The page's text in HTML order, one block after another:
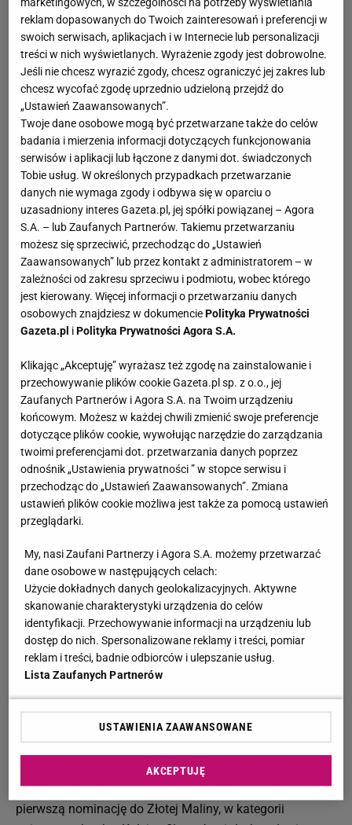
filmach swojego brata. W pierwszym filmie zagrała w
1993 r. ("Cyborg 2: Szklany cień"). Dwa lata później
wystąpiła w hollywoodzkiej produkcji "Hakerzy". To
właśnie ten film otworzył jej drzwi do kariery. Ta
produkcja miała wpływ nie tylko na jej życie zawodowe, a
także prywatne. Na planie poznała Johnny'ego Lee
Millera, którego poślubiła w 1996 r. W 1997 r. wystąpiła w
teledysku jednym z najpopularniejszych zespołów
rockowych na świecie - The Rolling Stones ("Anybody
Seen My Baby?").
Angelina Jolie: rozwój kariery
W 1998 r. zdobyła jedną z najważniejszych nagród w
branży filmowej - Złoty Glob. Nagrodzono ją za
drugoplanową rolę w biograficznym filmie "George
Wallace", z 1997 r. Otrzymała także pierwszą nominację
do nagrody Emmy. Kolejne jej role spotkały się z
uznaniem krytyków (m.in. film "Gia" otrzymała drugi Złoty
Glob). Następne filmy m.in. "Zmęczenie materiału" czy
"Kolekcjoner kości" nie zdobyły jednak najlepszych
recenzji. Z kolei na planie tego pierwszego, poznała
przyszłego, drugiego męża Billiego Boba Thortona. Po
dwóch nieudanych filmach nadeszła chwila triumfu. Za
film "Przerwana lekcja muzyki" otrzymała Oscara
(najlepsza aktorka drugoplanowa). W jednym z
wywiadów gwiazda wyznała, że statuetkę... zgubiła.
widziałam go, od momentu, gdy zmarła. Nie mam pojęcia,
gdzie może być" - wytłumaczyła.
Angelina Jolie: popularność
Chociaż Jolie miała na swoim koncie kilka prestiżowych
nagród, to dopiero rola Lary Croft przyniosła jej
popularność. "Lara Croft: Tomb Rider" okazał się
Jolie stała się wielką gwiazdą - angażowano ją do
kolejnych superprodukcji. Aktorka zyskała ogromną
popularność, jednakże jej role nie były doceniane przez
krytyków. To właśnie za rolę Lary Croft otrzymała
pierwszą nominację do Złotej Maliny, w kategorii
marketingowych, w szczególności na potrzeby wyświetlania
reklam dopasowanych do Twoich zainteresowań i preferencji w
swoich serwisach, aplikacjach i w Internecie lub personalizacji
treści w nich wyświetlanych. Wyrażenie zgody jest dobrowolne.
Jeśli nie chcesz wyrazić zgody, chcesz ograniczyć jej zakres lub
chcesz wycofać zgodę uprzednio udzieloną przejdź do
„Ustawień Zaawansowanych”.
Twoje dane osobowe mogą być przetwarzane także do celów
badania i mierzenia informacji dotyczących funkcjonowania
serwisów i aplikacji lub łączone z danymi dot. świadczonych
Tobie usług. W określonych przypadkach przetwarzanie
danych nie wymaga zgody i odbywa się w oparciu o
uzasadniony interes Gazeta.pl, jej spółki powiązanej – Agora
S.A. – lub Zaufanych Partnerów. Takiemu przetwarzaniu
możesz się sprzeciwić, przechodząc do „Ustawień
Zaawansowanych” lub przez kontakt z administratorem – w
zależności od zakresu sprzeciwu i podmiotu, wobec którego
jest kierowany. Więcej informacji o przetwarzaniu danych
osobowych znajdziesz w dokumencie Polityka Prywatności
Gazeta.pl i Polityka Prywatności Agora S.A.
Klikając „Akceptuję” wyrażasz też zgodę na zainstalowanie i
przechowywanie plików cookie Gazeta.pl sp. z o.o., jej
Zaufanych Partnerów i Agora S.A. na Twoim urządzeniu
końcowym. Możesz w każdej chwili zmienić swoje preferencje
dotyczące plików cookie, wywołując narzędzie do zarządzania
twoimi preferencjami dot. przetwarzania danych poprzez
odnośnik „Ustawienia prywatności ” w stopce serwisu i
przechodząc do „Ustawień Zaawansowanych”. Zmiana
ustawień plików cookie możliwa jest także za pomocą ustawień
przeglądarki.
My, nasi Zaufani Partnerzy i Agora S.A. możemy przetwarzać
dane osobowe w następujących celach:
Użycie dokładnych danych geolokalizacyjnych. Aktywne
skanowanie charakterystyki urządzenia do celów
identyfikacji. Przechowywanie informacji na urządzeniu lub
dostęp do nich. Spersonalizowane reklamy i treści, pomiar
reklam i treści, badnie odbiorców i ulepszanie usług.
Lista Zaufanych Partnerów
USTAWIENIA ZAAWANSOWANE
AKCEPTUJĘ